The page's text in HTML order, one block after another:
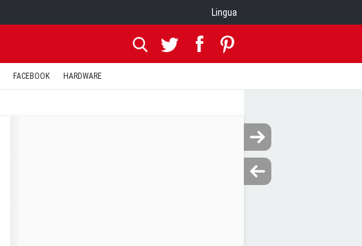
Lingua
FACEBOOK HARDWARE